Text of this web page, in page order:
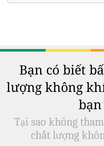
Bạn có biết
lượng không
Tại sao không
chất lượng